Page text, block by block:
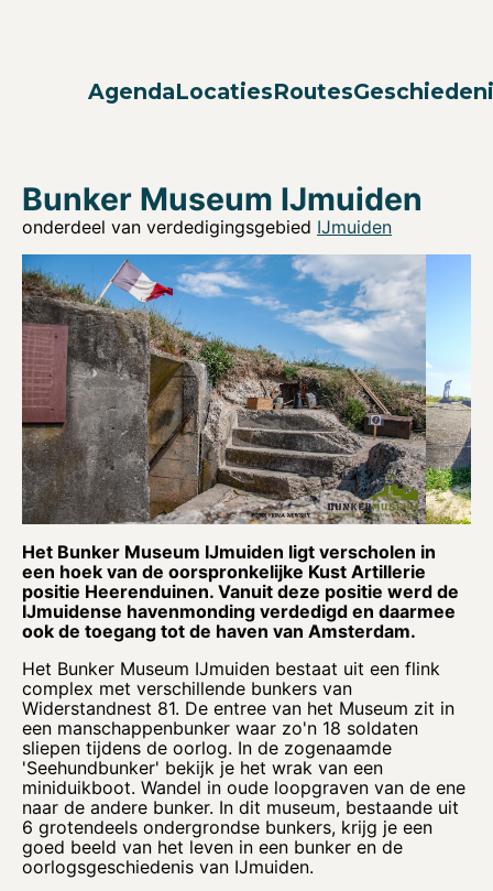
AgendaLocatiesRoutes
Bunker Museum IJmuiden
onderdeel van verdedigingsgebied IJmuiden
Het Bunker Museum IJmuiden ligt verscholen in
een hoek van de oorspronkelijke Kust Artillerie
positie Heerenduinen. Vanuit deze positie werd de
IJmuidense havenmonding verdedigd en daarmee
ook de toegang tot de haven van Amsterdam.
Het Bunker Museum IJmuiden bestaat uit een flink
complex met verschillende bunkers van
Widerstandnest 81. De entree van het Museum zit in
een manschappenbunker waar zo'n 18 soldaten
sliepen tijdens de oorlog. In de zogenaamde
'Seehundbunker' bekijk je het wrak van een
miniduikboot. Wandel in oude loopgraven van de ene
naar de andere bunker. In dit museum, bestaande uit
6 grotendeels ondergrondse bunkers, krijg je een
goed beeld van het leven in een bunker en de
oorlogsgeschiedenis van IJmuiden.